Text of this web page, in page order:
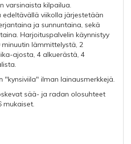
varsinaista kilpailua.
edeltävällä viikolla järjestetään
ja sunnuntaina, sekä
Harjoituspalvelin käynnistyy
minuutin lämmittelystä, 2
ajosta, 4 alkuerästä, 4
"kynsiviila" ilman lainausmerkkejä.
sää- ja radan olosuhteet
mukaiset.